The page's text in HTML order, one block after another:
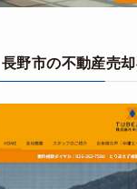
長野市の不動産売